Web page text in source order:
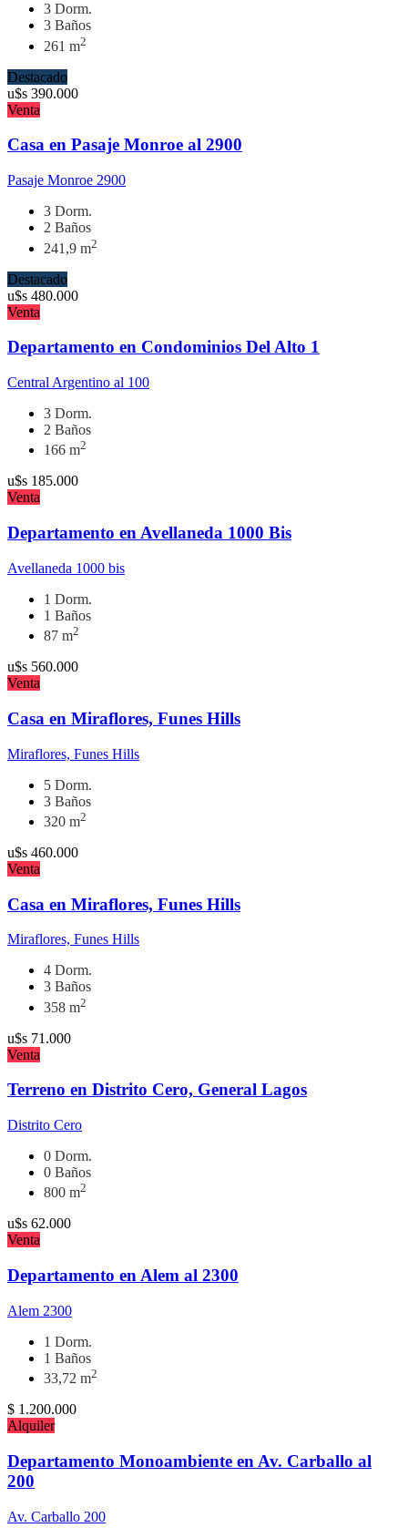
3 Dorm.
3 Baños
261 m2
Destacado
u$s 390.000
Venta
Casa en Pasaje Monroe al 2900
Pasaje Monroe 2900
3 Dorm.
2 Baños
241,9 m2
Destacado
u$s 480.000
Venta
Departamento en Condominios Del Alto 1
Central Argentino al 100
3 Dorm.
2 Baños
166 m2
u$s 185.000
Venta
Departamento en Avellaneda 1000 Bis
Avellaneda 1000 bis
1 Dorm.
1 Baños
87 m2
u$s 560.000
Venta
Casa en Miraflores, Funes Hills
Miraflores, Funes Hills
5 Dorm.
3 Baños
320 m2
u$s 460.000
Venta
Casa en Miraflores, Funes Hills
Miraflores, Funes Hills
4 Dorm.
3 Baños
358 m2
u$s 71.000
Venta
Terreno en Distrito Cero, General Lagos
Distrito Cero
0 Dorm.
0 Baños
800 m2
u$s 62.000
Venta
Departamento en Alem al 2300
Alem 2300
1 Dorm.
1 Baños
33,72 m2
$ 1.200.000
Alquiler
Departamento Monoambiente en Av. Carballo al
200
Av. Carballo 200